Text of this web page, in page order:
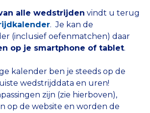
alle wedstrijden vindt u terug
. Je kan de
(inclusief oefenmatchen) daar
op je smartphone of tablet.
kalender ben je steeds op de
wedstrijddata en uren!
zijn (zie hierboven),
op de website en worden de